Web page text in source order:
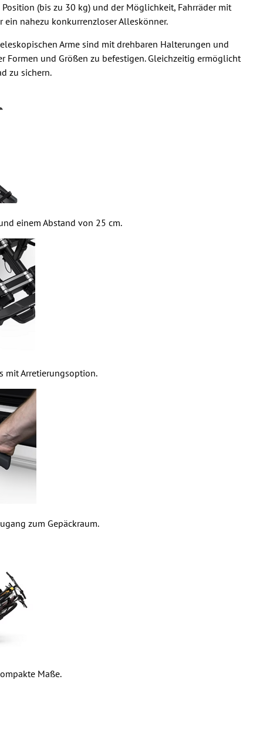
(bis zu 30 kg) und der Möglichkeit, Fahrräder mit
nahezu konkurrenzloser Alleskönner.
Arme sind mit drehbaren Halterungen und
Formen und Größen zu befestigen. Gleichzeitig ermöglicht
zu sichern.
einem Abstand von 25 cm.
mit Arretierungsoption.
zum Gepäckraum.
Maße.